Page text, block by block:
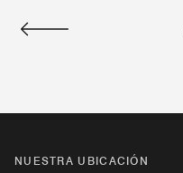
NUESTRA UBICACIÓN